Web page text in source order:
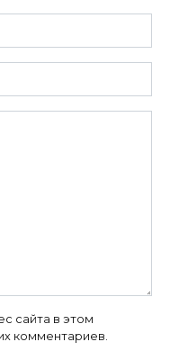
сайта в этом
комментариев.